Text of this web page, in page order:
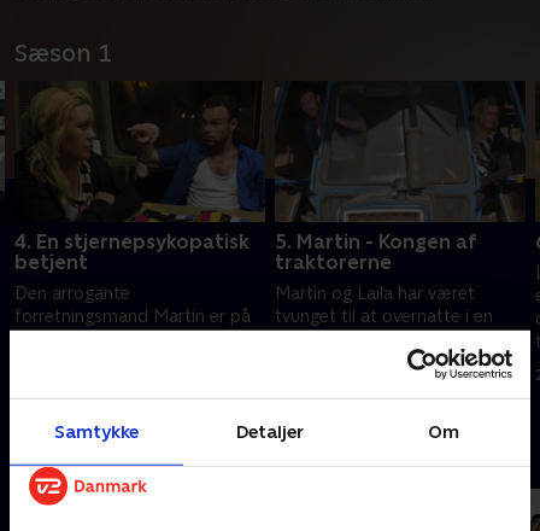
Samtykke Detaljer Om
Sæson 1
4. En stjernepsykopatisk
betjent
Den arrogante
forretningsmand Martin er på
12. november 2009 • 22 min
5. Martin - Kongen af
traktorerne
Martin og Laila har været
tvunget til at overnatte i en
er der kun få timer til
brylluppet, men langt til
19. november 2009 • 23 min